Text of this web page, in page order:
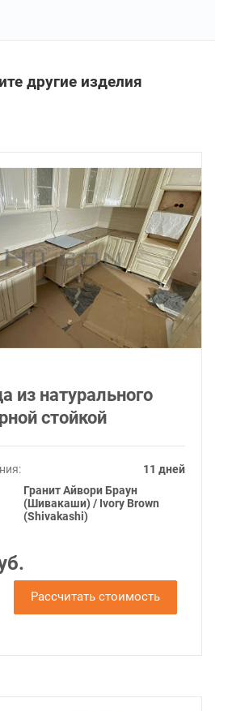
другие изделия
из натурального
стойкой
11 дней
Гранит Айвори Браун
(Шивакаши) / Ivory Brown
(Shivakashi)
Рассчитать стоимость